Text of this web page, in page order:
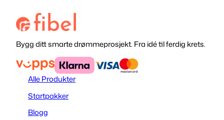
Bygg ditt smarte drømmeprosjekt. Fra idé til ferdig krets.
Alle Produkter
Startpakker
Blogg